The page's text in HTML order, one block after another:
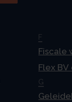
F
Fiscale
Flex
G